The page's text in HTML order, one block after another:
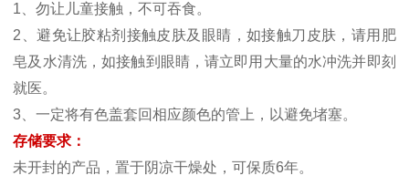
1、勿让儿童接触，不可吞食。
2、避免让胶粘剂接触皮肤及眼睛，如接触刀皮肤，请用肥
皂及水清洗，如接触到眼睛，请立即用大量的水冲洗并即刻
就医。
3、一定将有色盖套回相应颜色的管上，以避免堵塞。
存储要求：
未开封的产品，置于阴凉干燥处，可保质6年。